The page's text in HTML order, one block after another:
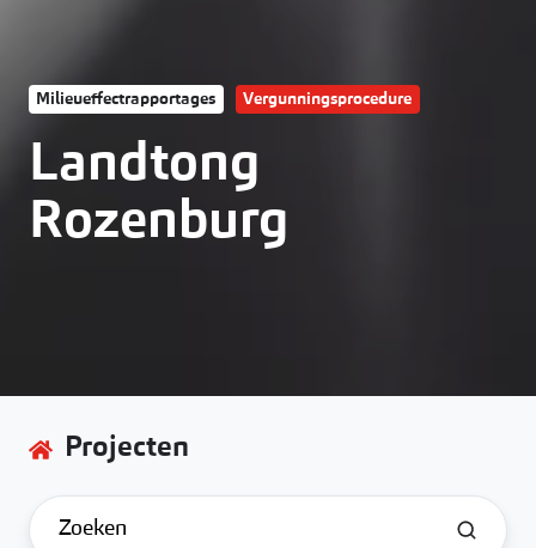
Milieueffectrapportages Vergunningsprocedure
Landtong
Rozenburg
Projecten